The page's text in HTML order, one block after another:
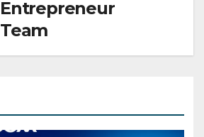
Entrepreneur
Team